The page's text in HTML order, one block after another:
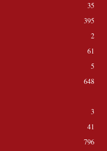
35
395
2
61
5
648
3
41
796